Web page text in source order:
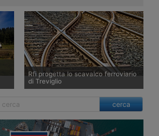
Rfi progetta lo scavalco ferroviario
di Treviglio
Rfi si rende conto a distanza di
vent’anni di avere fatto un errore di
quadruplicamento della Milano-
Treviglio nel 2007 diventata un collo
cerca